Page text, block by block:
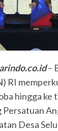
–
RI
hingga ke
Persatuan
Desa